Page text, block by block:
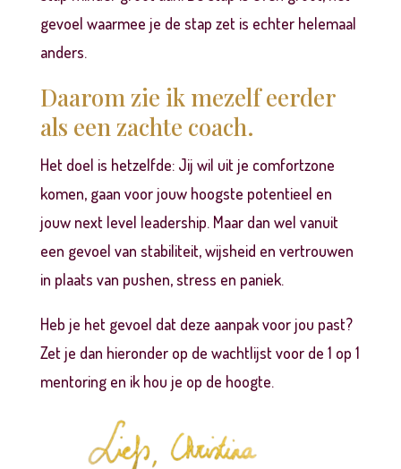
gevoel waarmee je de stap zet is echter helemaal
anders.
Daarom zie ik mezelf eerder
als een zachte coach.
Het doel is hetzelfde: Jij wil uit je comfortzone
komen, gaan voor jouw hoogste potentieel en
jouw next level leadership. Maar dan wel vanuit
een gevoel van stabiliteit, wijsheid en vertrouwen
in plaats van pushen, stress en paniek.
Heb je het gevoel dat deze aanpak voor jou past?
Zet je dan hieronderop de wachtlijst voor de 1 op 1
mentoring en ik hou je op de hoogte.